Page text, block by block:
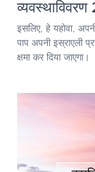
इसलिए, हे यहोवा,
पाप अपनी इस्राएली
क्षमा कर दिया जाएगा।